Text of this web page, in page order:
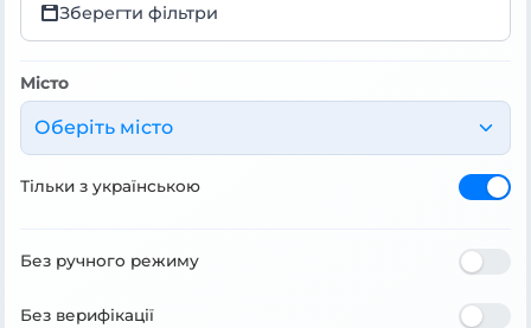
Зберегти фільтри
Місто
Оберіть місто
Тільки з українською
Без ручного режиму
Без верифікації